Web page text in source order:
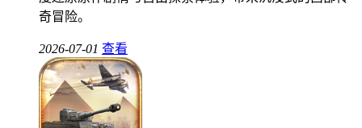
奇冒险。
2026-07-01 查看